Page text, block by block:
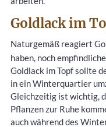
Goldlack im
Naturgemäß reagiert
haben, noch
Goldlack im Topf sollte
in ein Winterquartier
Gleichzeitig ist wichtig,
Pflanzen zur Ruhe
auch während des